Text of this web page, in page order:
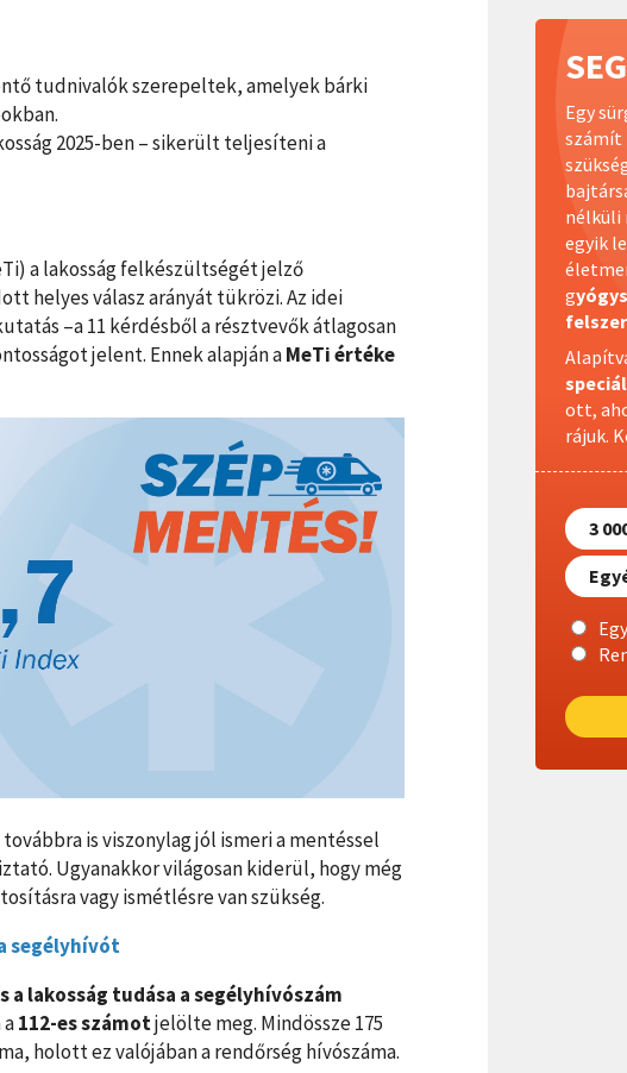
tudnivalók szerepeltek, amelyek bárki
2025-ben – sikerült teljesíteni a
a lakosság felkészültségét jelző
helyes válasz arányát tükrözi. Az idei
–a 11 kérdésből a résztvevők átlagosan
jelent. Ennek alapján aMeTi értéke
is viszonylag jól ismeri a mentéssel
Ugyanakkor világosan kiderül, hogy még
vagy ismétlésre van szükség.
segélyhívót
a lakosság tudása a segélyhívószám
112-es számotjelölte meg. Mindössze 175
holott ez valójában a rendőrség hívószáma.
Egy
számít
nélküli
egyik
g
ott,
rájuk.
3